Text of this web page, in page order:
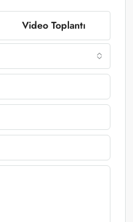
Video Toplantı